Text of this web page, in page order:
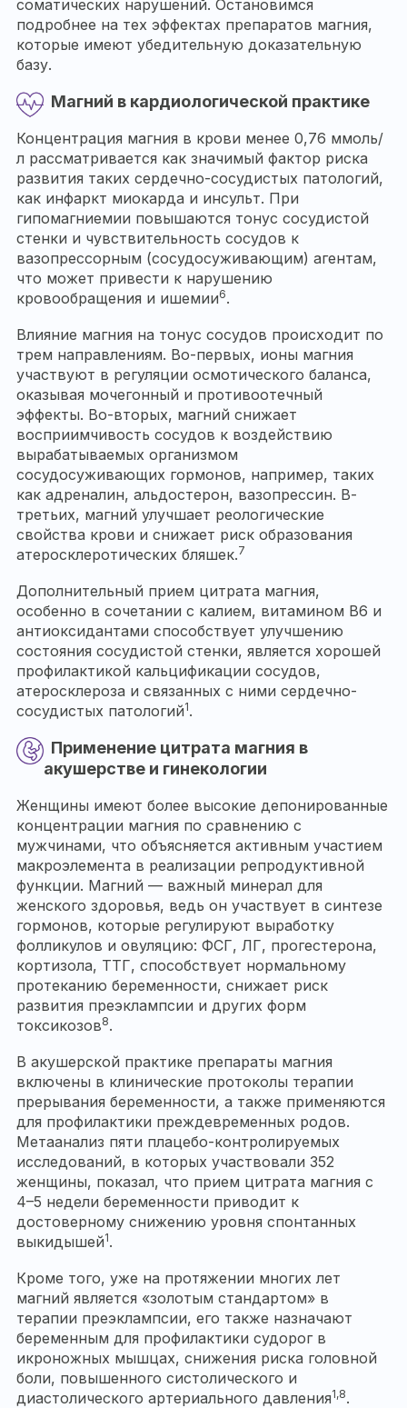
соматических нарушений. Остановимся
подробнее на тех эффектах препаратов магния,
которые имеют убедительную доказательную
базу.
Магний в кардиологической практике
Концентрация магния в крови менее 0,76 ммоль/
л рассматривается как значимый фактор риска
развития таких сердечно-сосудистых патологий,
как инфаркт миокарда и инсульт. При
гипомагниемии повышаются тонус сосудистой
стенки и чувствительность сосудов к
вазопрессорным (сосудосуживающим) агентам,
что может привести к нарушению
кровообращения и ишемии6.
Влияние магния на тонус сосудов происходит по
трем направлениям. Во-первых, ионы магния
участвуют в регуляции осмотического баланса,
оказывая мочегонный и противоотечный
эффекты. Во-вторых, магний снижает
восприимчивость сосудов к воздействию
вырабатываемых организмом
сосудосуживающих гормонов, например, таких
как адреналин, альдостерон, вазопрессин. В-
третьих, магний улучшает реологические
свойства крови и снижает риск образования
атеросклеротических бляшек.7
Дополнительный прием цитрата магния,
особенно в сочетании с калием, витамином B6 и
антиоксидантами способствует улучшению
состояния сосудистой стенки, является хорошей
профилактикой кальцификации сосудов,
атеросклероза и связанных с ними сердечно-
сосудистых патологий1.
Применение цитрата магния в
акушерстве и гинекологии
Женщины имеют более высокие депонированные
концентрации магния по сравнению с
мужчинами, что объясняется активным участием
макроэлемента в реализации репродуктивной
функции. Магний — важный минерал для
женского здоровья, ведь он участвует в синтезе
гормонов, которые регулируют выработку
фолликулов и овуляцию: ФСГ, ЛГ, прогестерона,
кортизола, ТТГ, способствует нормальному
протеканию беременности, снижает риск
развития преэклампсии и других форм
токсикозов8.
В акушерской практике препараты магния
включены в клинические протоколы терапии
прерывания беременности, а также применяются
для профилактики преждевременных родов.
Метаанализ пяти плацебо-контролируемых
исследований, в которых участвовали 352
женщины, показал, что прием цитрата магния с
4–5 недели беременности приводит к
достоверному снижению уровня спонтанных
выкидышей1.
Кроме того, уже на протяжении многих лет
магний является «золотым стандартом» в
терапии преэклампсии, его также назначают
беременным для профилактики судорог в
икроножных мышцах, снижения риска головной
боли, повышенного систолического и
диастолического артериального давления1,8.